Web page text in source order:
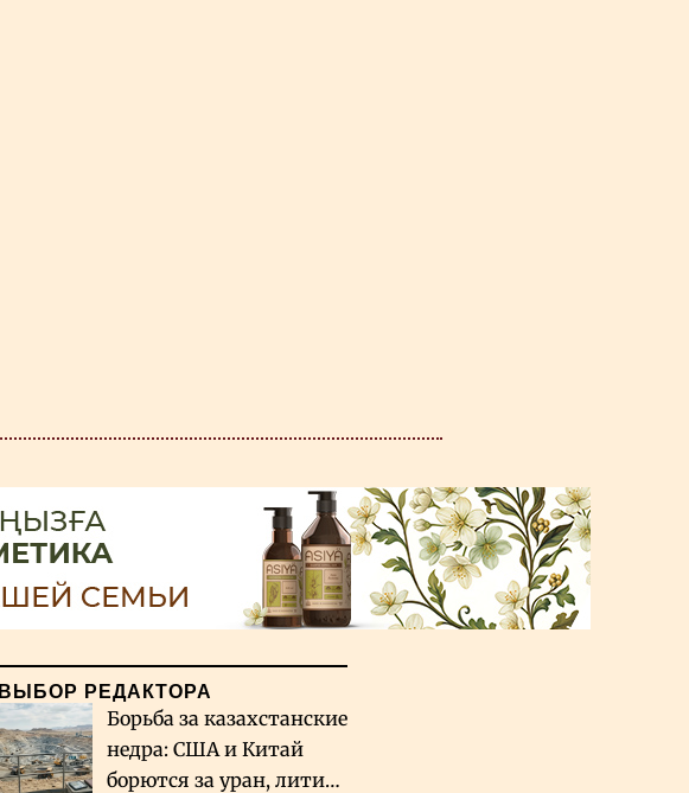
ВЫБОР РЕДАКТОРА
Борьба за казахстанские
недра: США и Китай
борются за уран, литий